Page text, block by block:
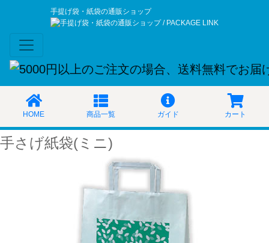
手提げ袋・紙袋の通販ショップ
HOME 商品一覧 ガイド カート
手さげ紙袋(ミニ)